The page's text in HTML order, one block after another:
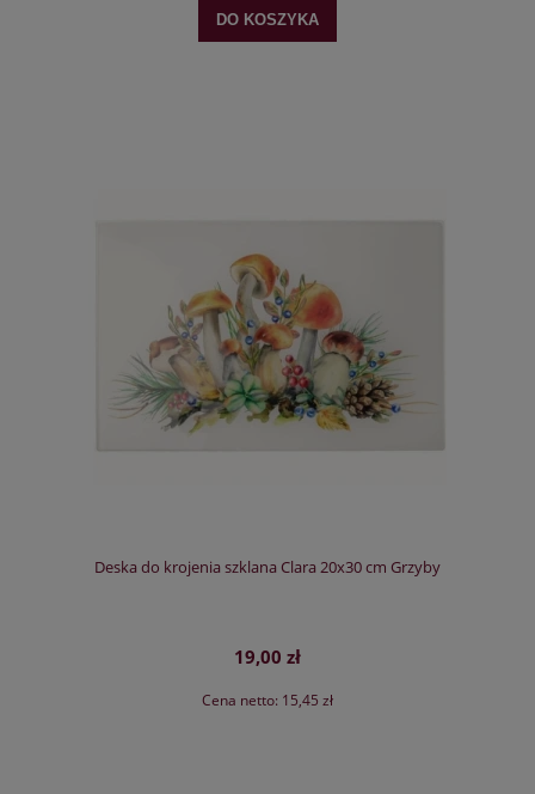
DO KOSZYKA
Deska do krojenia szklana Clara 20x30 cm Grzyby
19,00 zł
Cena netto: 15,45 zł